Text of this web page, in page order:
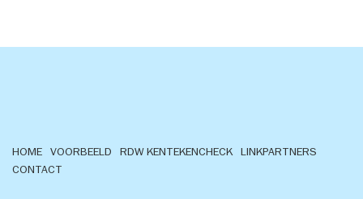
HOME VOORBEELD RDW KENTEKENCHECK
LINKPARTNERS
CONTACT